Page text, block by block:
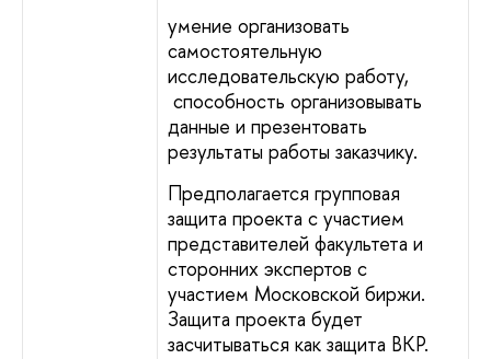
умение организовать
самостоятельную
исследовательскую работу,
способность организовывать
данные и презентовать
результаты работы заказчику.
Предполагается групповая
защита проекта с участием
представителей факультета и
сторонних экспертов с
участием Московской биржи.
Защита проекта будет
засчитываться как защита ВКР.